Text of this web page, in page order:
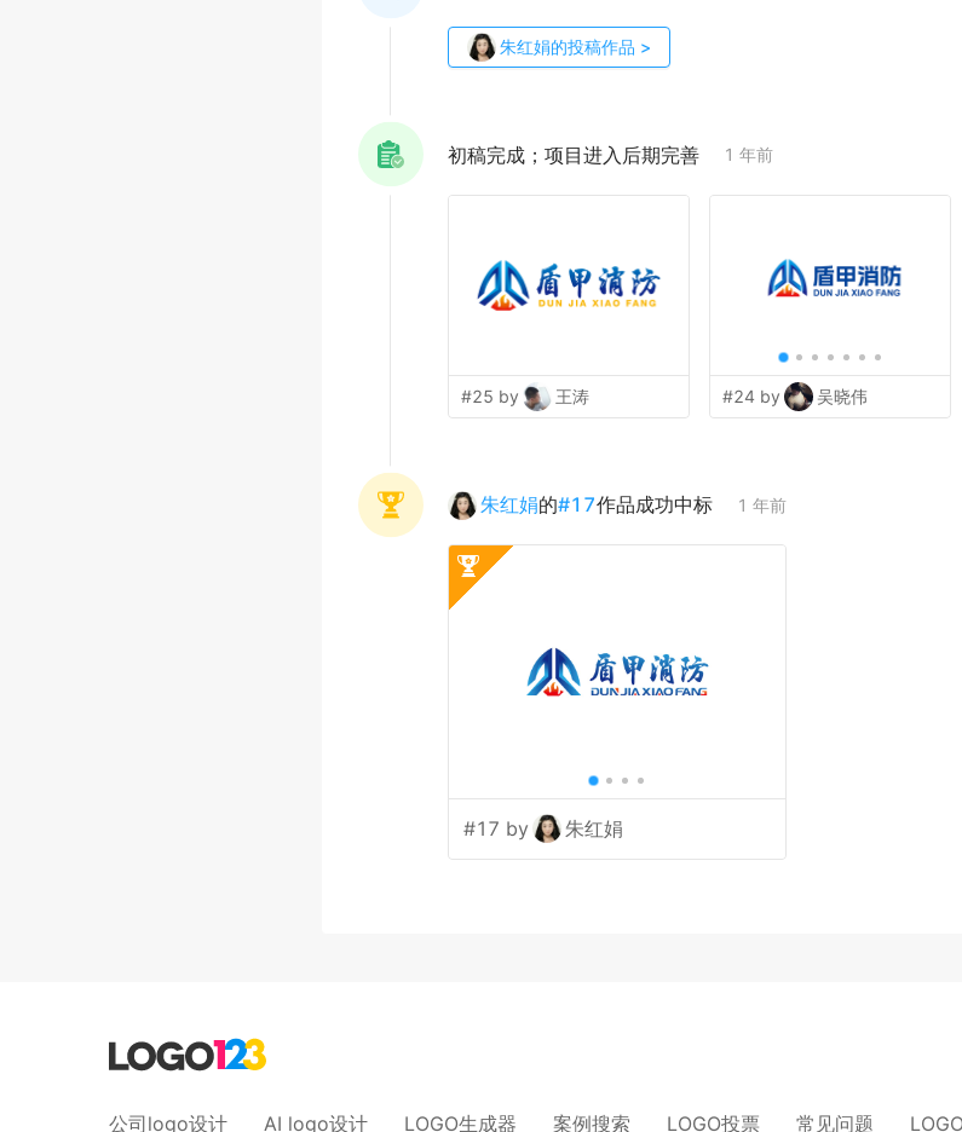
朱红娟的投稿作品 >
初稿完成；项目进入后期完善 1 年前
#25 by 王涛 #24 by 吴晓伟
朱红娟的#17作品成功中标 1 年前
#17 by 朱红娟
公司logo设计 AI logo设计 LOGO生成器 案例搜索 LOGO投票 常见问题